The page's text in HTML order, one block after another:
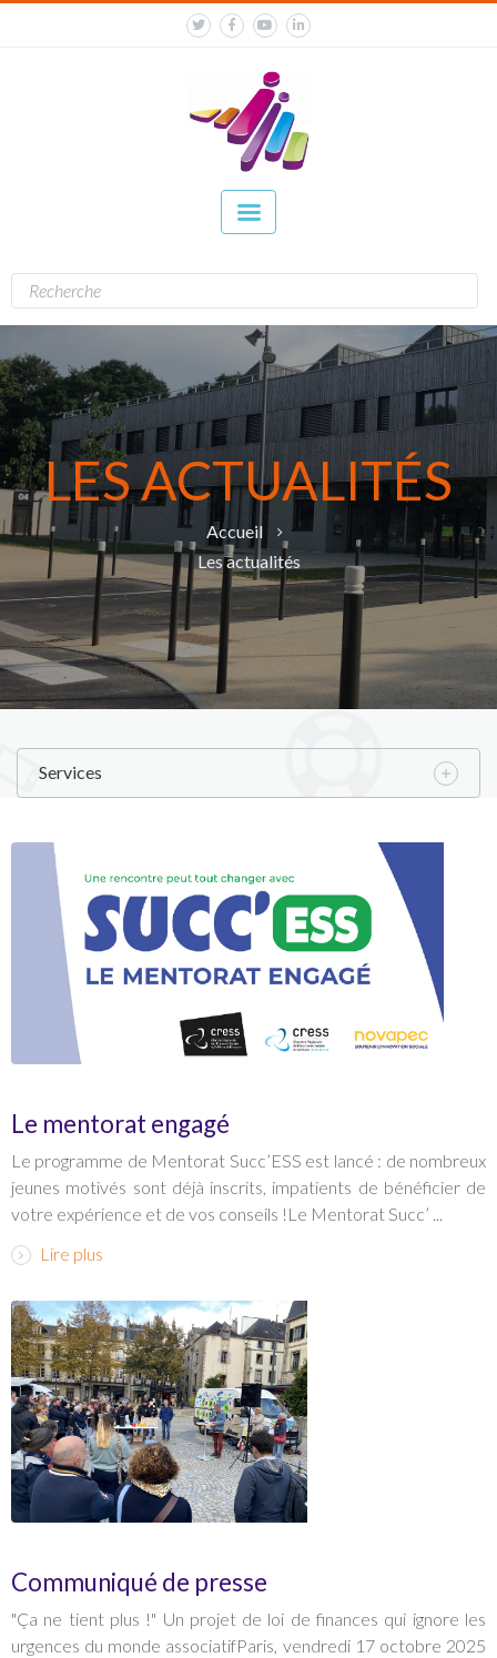
LES ACTUALITÉS
Accueil
Les actualités
Services
Le mentorat engagé
Le programme de Mentorat Succ’ESS est lancé : de nombreux
jeunes motivés sont déjà inscrits, impatients de bénéficier de
votre expérience et de vos conseils !Le Mentorat Succ’ ...
Lire plus
Communiqué de presse
"Ça ne tient plus !" Un projet de loi de finances qui ignore les
urgences du monde associatifParis, vendredi 17 octobre 2025